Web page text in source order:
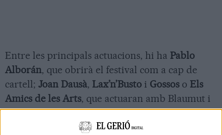
Entre les principals actuacions, hi ha Pablo
Alborán, que obrirà el festival com a cap de
cartell; Joan Dausà, Lax’n’Busto i Gossos o Els
Amics de les Arts, que actuaran amb Blaumut i
Ramon Mirabet. A més, l’edició d’enguany
comptarà amb tres artistes que només es